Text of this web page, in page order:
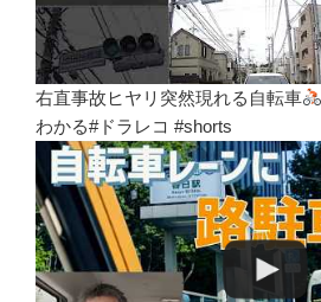
右直事故ヒヤリ突然現れる自転車
わかる#ドラレコ #shorts